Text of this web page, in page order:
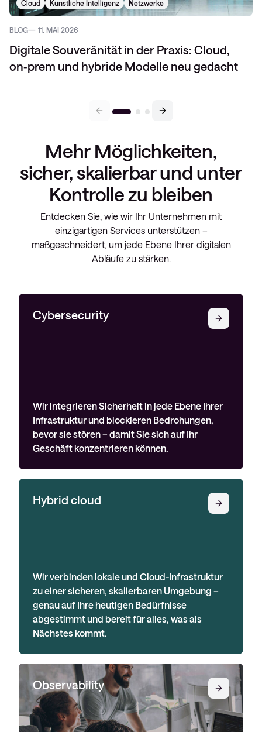
Cloud Künstliche Intelligenz Netzwerke
BLOG 11. MAI 2026
Digitale Souveränität in der Praxis: Cloud,
on‑prem und hybride Modelle neu gedacht
Mehr Möglichkeiten,
sicher, skalierbar und unter
Kontrolle zu bleiben
Entdecken Sie, wie wir Ihr Unternehmen mit
einzigartigen Services unterstützen –
maßgeschneidert, um jede Ebene Ihrer digitalen
Abläufe zu stärken.
Cybersecurity
Wir integrieren Sicherheit in jede Ebene Ihrer
Infrastruktur und blockieren Bedrohungen,
bevor sie stören – damit Sie sich auf Ihr
Geschäft konzentrieren können.
Hybrid cloud
Wir verbinden lokale und Cloud-Infrastruktur
zu einer sicheren, skalierbaren Umgebung –
genau auf Ihre heutigen Bedürfnisse
abgestimmt und bereit für alles, was als
Nächstes kommt.
Observability